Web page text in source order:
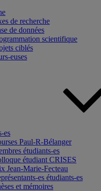
de recherche
de données
scientifique
ciblés
euses
es
Paul-R-Bélanger
étudiants-es
étudiant CRISES
Jean-Marie-Fecteau
es étudiants-es
et mémoires